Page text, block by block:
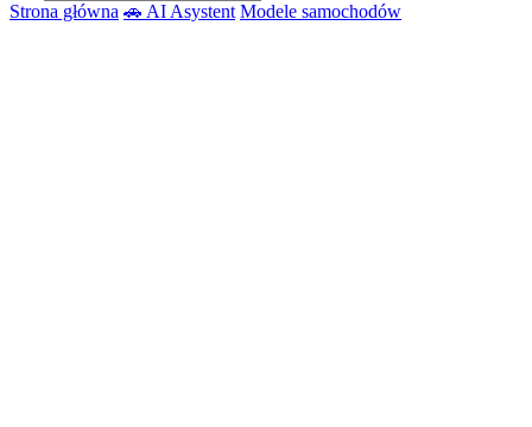
Strona główna 🚗 AI Asystent Modele samochodów